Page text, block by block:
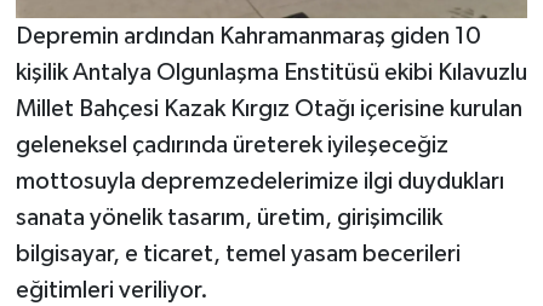
Depremin ardından Kahramanmaraş giden 10
kişilik Antalya Olgunlaşma Enstitüsü ekibi Kılavuzlu
Millet Bahçesi Kazak Kırgız Otağı içerisine kurulan
geleneksel çadırında üreterek iyileşeceğiz
mottosuyla depremzedelerimize ilgi duydukları
sanata yönelik tasarım, üretim, girişimcilik
bilgisayar, e ticaret, temel yasam becerileri
eğitimleri veriliyor.
ÇEK GÖNDER
KİTAP
HEDEF2020
OTOMOBİL
MİZAH